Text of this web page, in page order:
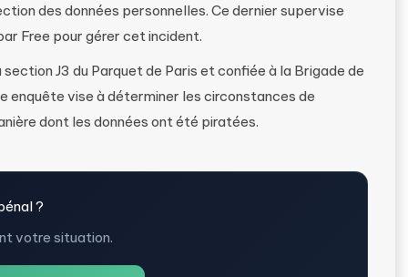
des données personnelles. Ce dernier supervise
Free pour gérer cet incident.
J3 du Parquet de Paris et confiée à la Brigade de
vise à déterminer les circonstances de
dont les données ont été piratées.
?
votre situation.